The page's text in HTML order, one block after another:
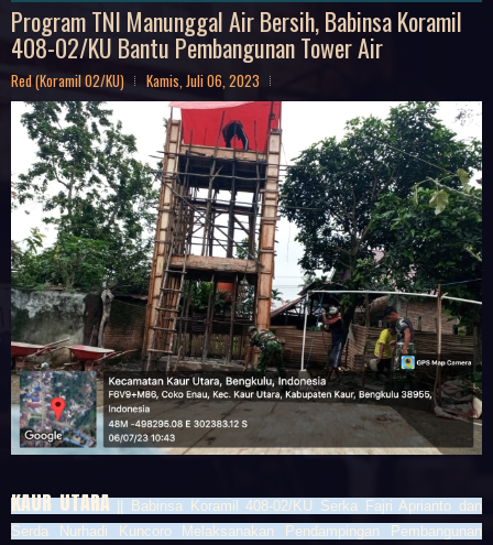
Program TNI Manunggal Air Bersih, Babinsa Koramil
408-02/KU Bantu Pembangunan Tower Air
Red (Koramil 02/KU) Kamis, Juli 06, 2023
KAUR UTARA || Babinsa Koramil 408-02/KU Serka Fajri Aprianto dan
Serda Nurhadi Kuncoro Melaksanakan Pendampingan Pembangunan